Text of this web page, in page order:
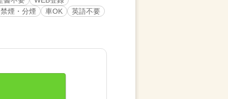
禁煙・分煙 車OK
英語不要